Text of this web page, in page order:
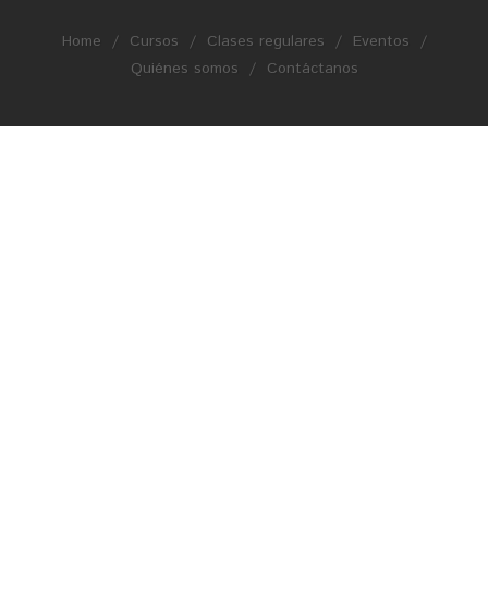
Home / Cursos / Clases regulares / Eventos /
Quiénes somos / Contáctanos